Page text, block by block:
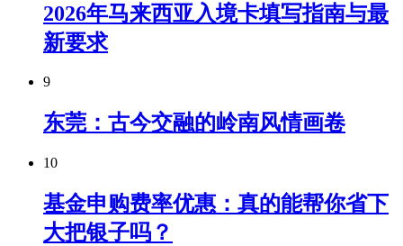
2026年马来西亚入境卡填写指南与最
新要求
9
东莞：古今交融的岭南风情画卷
10
基金申购费率优惠：真的能帮你省下
大把银子吗？